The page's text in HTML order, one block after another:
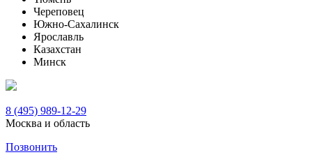
Череповец
Южно-Сахалинск
Ярославль
Казахстан
Минск
8 (495) 989-12-29
Москва и область
Позвонить